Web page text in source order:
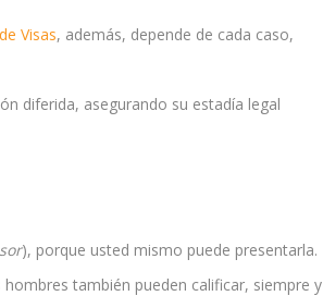
Visas, además, depende de cada caso,
diferida, asegurando su estadía legal
), porque usted mismo puede presentarla.
también pueden calificar, siempre y